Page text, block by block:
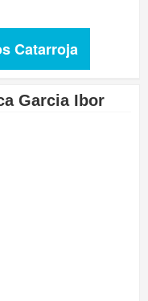
Catarroja
Garcia Ibor